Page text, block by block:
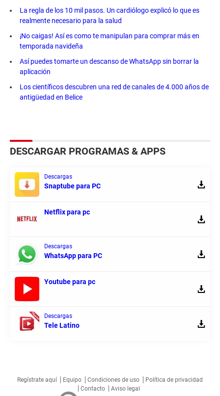
La regla de los 10 mil pasos. Un cardiólogo explicó lo que es
realmente necesario para la salud
¡No caigas! Así es como te manipulan para comprar más en
temporada navideña
Así puedes tomarte un descanso de WhatsApp sin borrar la
aplicación
Los científicos descubren una red de canales de 4.000 años de
antigüedad en Belice
DESCARGAR PROGRAMAS & APPS
Descargas
Snaptube para PC
Netflix para pc
Descargas
WhatsApp para PC
Youtube para pc
Descargas
Tele Latino
Regístrate aquí Equipo Condiciones de uso
Política de privacidad
Contacto
Aviso legal